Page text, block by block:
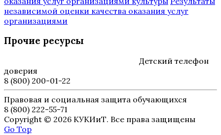
независимой оценки качества оказания услуг
организациями
Прочие ресурсы
Детский телефон
доверия
8 (800) 200-01-22
Правовая и социальная защита обучающихся
8 (800) 222-55-71
Copyright © 2026 КУКИиТ. Все права защищены
Go Top